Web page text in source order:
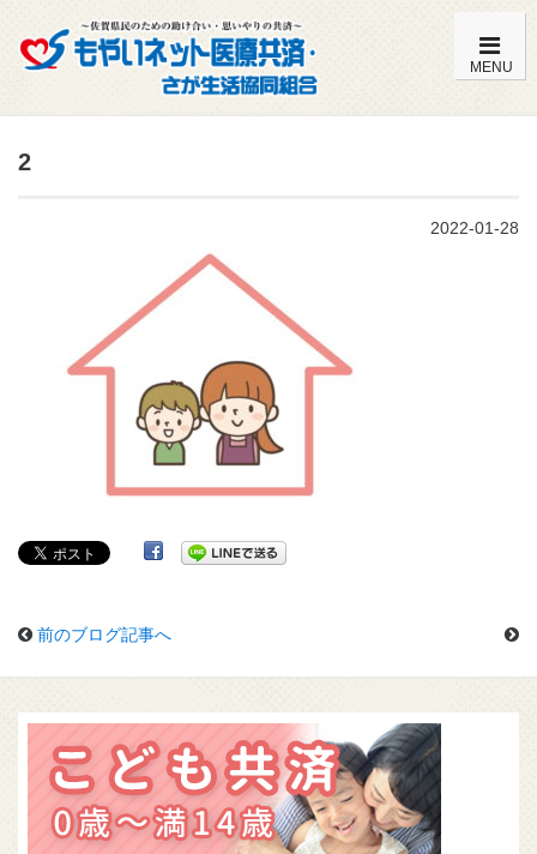
MENU
こども共済（0歳～満14歳）
おとな共済（満15歳～満59歳）
おとな共済（満60歳～満85歳）
よくある質問
組合概要
2
2022-01-28
前のブログ記事へ